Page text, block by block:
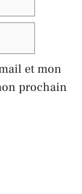
et mon
prochain